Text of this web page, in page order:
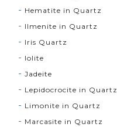
Hematite in Quartz
Ilmenite in Quartz
Iris Quartz
Iolite
Jadeite
Lepidocrocite in Quartz
Limonite in Quartz
Marcasite in Quartz